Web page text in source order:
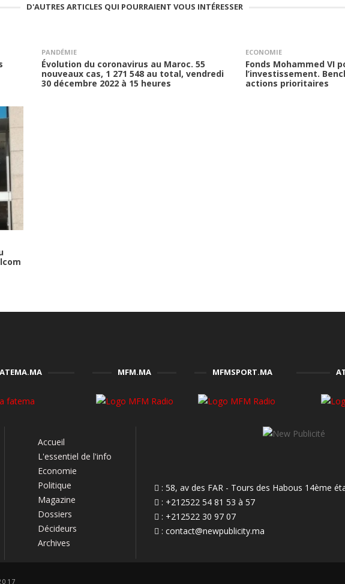
D'AUTRES ARTICLES QUI POURRAIENT VOUS INTÉRESSER
PANDÉMIE
Évolution du coronavirus au Maroc. 55
nouveaux cas, 1 271 548 au total, vendredi
30 décembre 2022 à 15 heures
ECONOMIE
Fonds Mohammed VI
l’investissement.
actions prioritaires
MFM.MA MFMSPORT.MA
Accueil
L'essentiel de l'info
Economie
Politique
Magazine
Dossiers
Décideurs
Archives
: 58, av des FAR - Tours des Habous 14ème
: +212522 54 81 53 à 57
: +212522 30 97 07
: contact@newpublicity.ma